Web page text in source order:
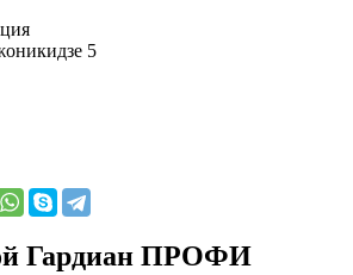
5
Гардиан ПРОФИ